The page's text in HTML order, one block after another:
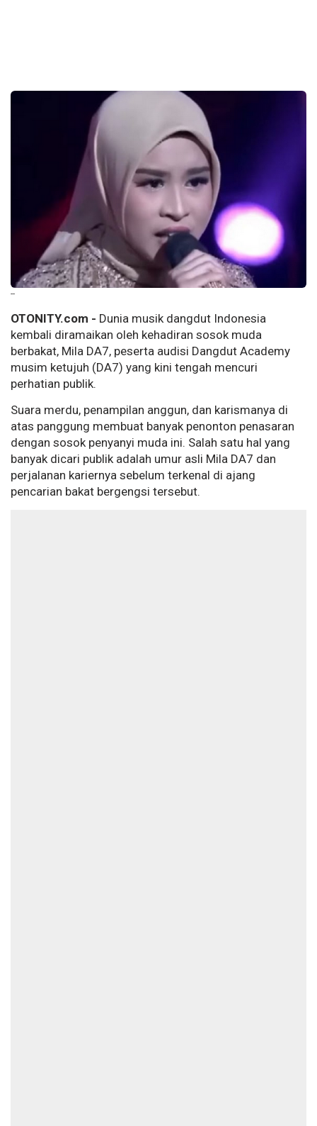
--
OTONITY.com - Dunia musik dangdut Indonesia
kembali diramaikan oleh kehadiran sosok muda
berbakat, Mila DA7, peserta audisi Dangdut Academy
musim ketujuh (DA7) yang kini tengah mencuri
perhatian publik.
Suara merdu, penampilan anggun, dan karismanya di
atas panggung membuat banyak penonton penasaran
dengan sosok penyanyi muda ini. Salah satu hal yang
banyak dicari publik adalah umur asli Mila DA7 dan
perjalanan kariernya sebelum terkenal di ajang
pencarian bakat bergengsi tersebut.